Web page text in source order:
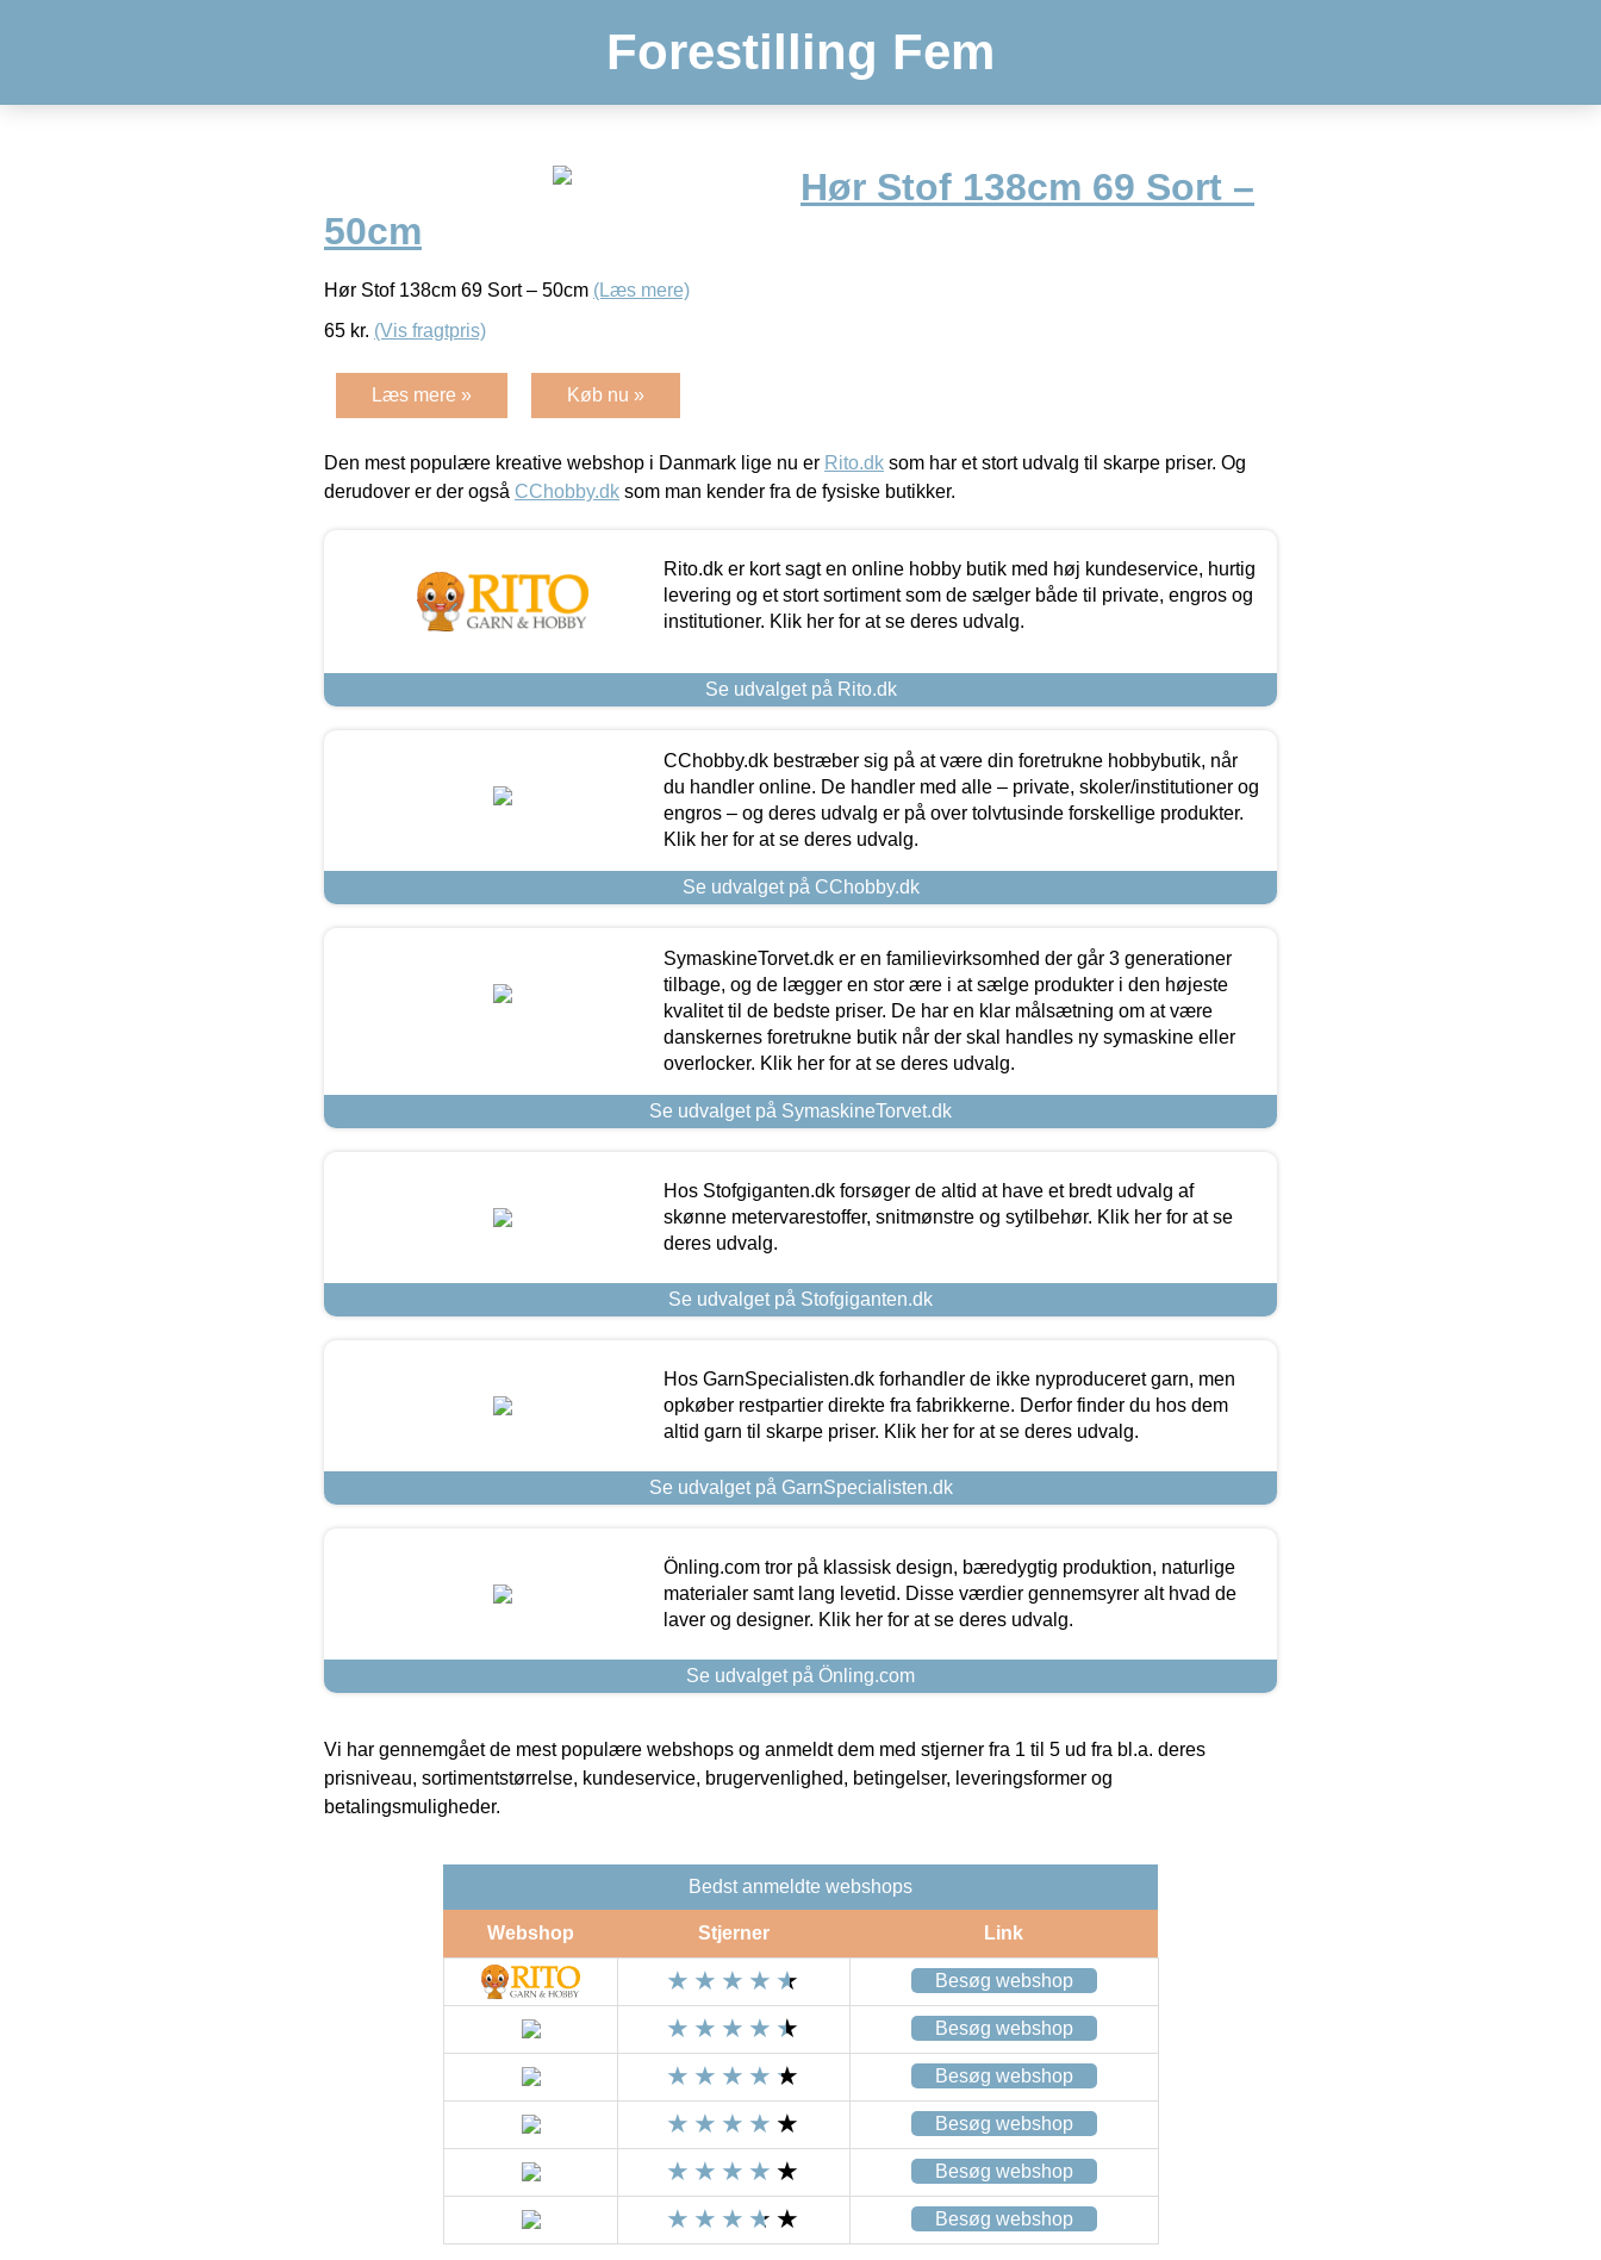
Forestilling Fem
Hør Stof 138cm 69 Sort –
50cm
Hør Stof 138cm 69 Sort – 50cm (Læs mere)
65 kr. (Vis fragtpris)
Læs mere » Køb nu »
Den mest populære kreative webshop i Danmark lige nu er Rito.dk som har et stort udvalg til skarpe priser. Og
derudover er der også CChobby.dk som man kender fra de fysiske butikker.
Rito.dk er kort sagt en online hobby butik med høj kundeservice, hurtig
levering og et stort sortiment som de sælger både til private, engros og
institutioner. Klik her for at se deres udvalg.
Se udvalget på Rito.dk
CChobby.dk bestræber sig på at være din foretrukne hobbybutik, når
du handler online. De handler med alle – private, skoler/institutioner og
engros – og deres udvalg er på over tolvtusinde forskellige produkter.
Klik her for at se deres udvalg.
Se udvalget på CChobby.dk
SymaskineTorvet.dk er en familievirksomhed der går 3 generationer
tilbage, og de lægger en stor ære i at sælge produkter i den højeste
kvalitet til de bedste priser. De har en klar målsætning om at være
danskernes foretrukne butik når der skal handles ny symaskine eller
overlocker. Klik her for at se deres udvalg.
Se udvalget på SymaskineTorvet.dk
Hos Stofgiganten.dk forsøger de altid at have et bredt udvalg af
skønne metervarestoffer, snitmønstre og sytilbehør. Klik her for at se
deres udvalg.
Se udvalget på Stofgiganten.dk
Hos GarnSpecialisten.dk forhandler de ikke nyproduceret garn, men
opkøber restpartier direkte fra fabrikkerne. Derfor finder du hos dem
altid garn til skarpe priser. Klik her for at se deres udvalg.
Se udvalget på GarnSpecialisten.dk
Önling.com tror på klassisk design, bæredygtig produktion, naturlige
materialer samt lang levetid. Disse værdier gennemsyrer alt hvad de
laver og designer. Klik her for at se deres udvalg.
Se udvalget på Önling.com
Vi har gennemgået de mest populære webshops og anmeldt dem med stjerner fra 1 til 5 ud fra bl.a. deres
prisniveau, sortimentstørrelse, kundeservice, brugervenlighed, betingelser, leveringsformer og
betalingsmuligheder.
Bedst anmeldte webshops
Webshop Stjerner Link
Besøg webshop
Besøg webshop
Besøg webshop
Besøg webshop
Besøg webshop
Besøg webshop